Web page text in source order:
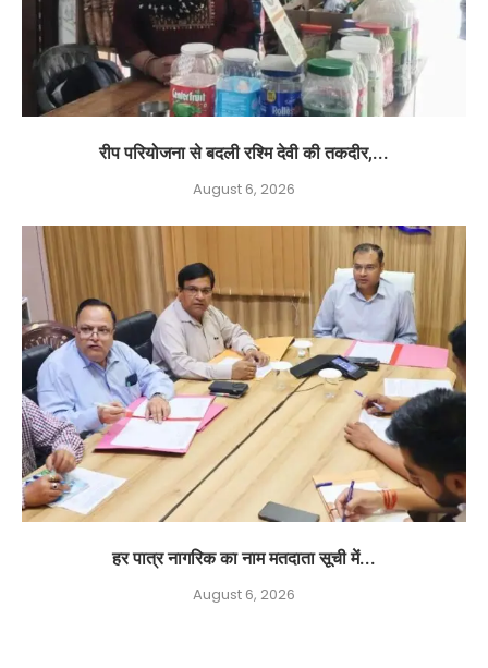
रीप परियोजना से बदली रश्मि देवी की तकदीर,...
August 6, 2026
हर पात्र नागरिक का नाम मतदाता सूची में...
August 6, 2026